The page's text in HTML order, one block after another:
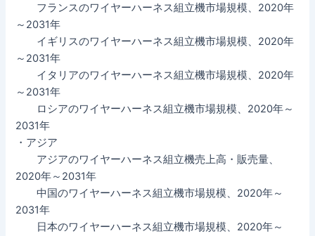
フランスのワイヤーハーネス組立機市場規模、2020年
～2031年
イギリスのワイヤーハーネス組立機市場規模、2020年
～2031年
イタリアのワイヤーハーネス組立機市場規模、2020年
～2031年
ロシアのワイヤーハーネス組立機市場規模、2020年～
2031年
・アジア
アジアのワイヤーハーネス組立機売上高・販売量、
2020年～2031年
中国のワイヤーハーネス組立機市場規模、2020年～
2031年
日本のワイヤーハーネス組立機市場規模、2020年～